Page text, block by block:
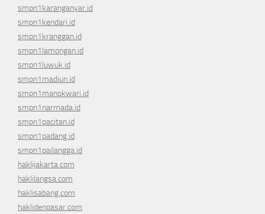
smpn1karanganyar.id
smpn1kendari.id
smpn1kranggan.id
smpn1lamongan.id
smpn1luwuk.id
smpn1madiun.id
smpn1manokwari.id
smpn1narmada.id
smpn1pacitan.id
smpn1padang.id
smpn1pailangga.id
haklijakarta.com
haklilangsa.com
haklisabang.com
haklidenpasar.com